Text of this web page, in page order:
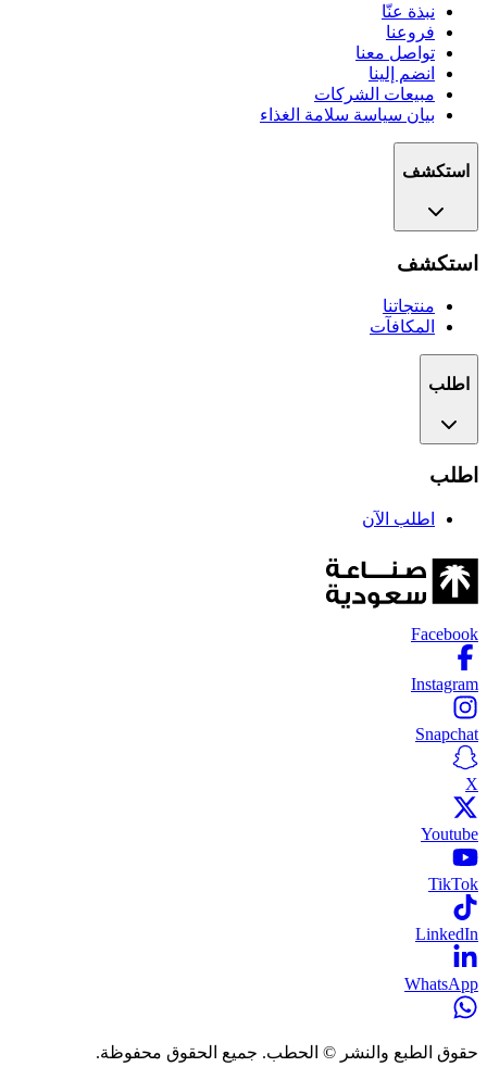
نبذة عنّا
فروعنا
تواصل معنا
انضم إلينا
مبيعات الشركات
بيان سياسة سلامة الغذاء
استكشف
استكشف
منتجاتنا
المكافآت
اطلب
اطلب
اطلب الآن
Facebook
Instagram
Snapchat
X
Youtube
TikTok
LinkedIn
WhatsApp
حقوق الطبع والنشر © الحطب. جميع الحقوق محفوظة.